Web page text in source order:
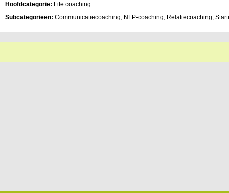
Hoofdcategorie: Life coaching
Subcategorieën: Communicatiecoaching, NLP-coaching, Relatiecoaching,